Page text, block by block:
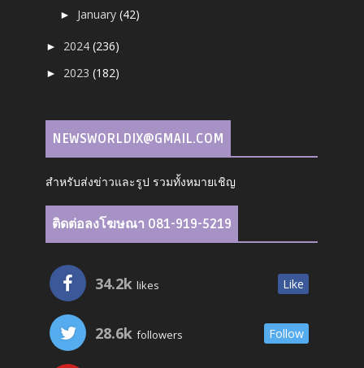
► January(42)
► 2024(236)
► 2023(182)
NEWSWORLDIX@GMAIL.COM
สำหรับส่งข่าวและรูป รวมทั้งหมายเชิญ
ติดต่อลงโฆษณา 081-919-5219
34.2k likes Like
28.6k followers Follow